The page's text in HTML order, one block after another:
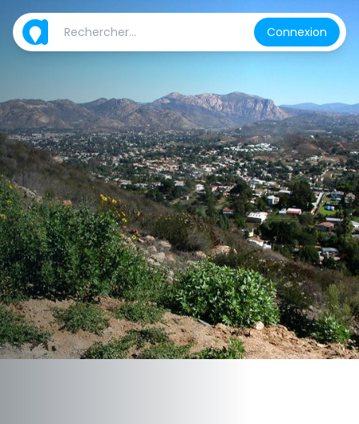
Connexion